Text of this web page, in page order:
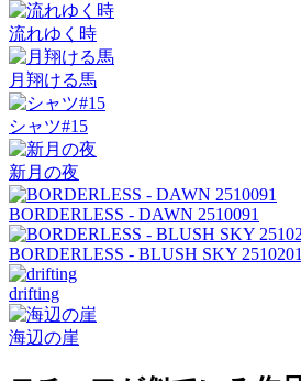
流れゆく時
月翔ける馬
シャツ#15
新月の夜
BORDERLESS - DAWN 2510091
BORDERLESS - BLUSH SKY 2510201
drifting
海辺の崖